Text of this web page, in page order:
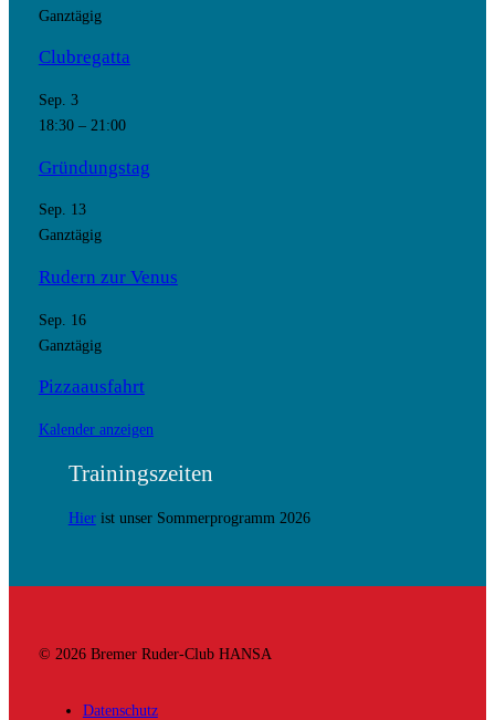
Ganztägig
Clubregatta
Sep. 3
18:30– 21:00
Gründungstag
Sep. 13
Ganztägig
Rudern zur Venus
Sep. 16
Ganztägig
Pizzaausfahrt
Kalender anzeigen
Trainingszeiten
Hierist unser Sommerprogramm 2026
© 2026 Bremer Ruder-Club HANSA
Datenschutz